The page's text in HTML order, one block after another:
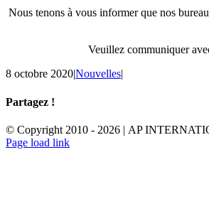
Nous tenons à vous informer que nos
Veuillez communiquer
8 octobre 2020|Nouvelles|
Partagez !
Facebook
X
Reddit
LinkedIn
Tumblr
Pinterest
Email
© Copyright 2010 - 2026 | AP
LinkedIn
YouTube
Page load link